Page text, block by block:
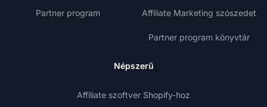
Partner program Affiliate Marketing szószedet
Partner program könyvtár
Népszerű
Affiliate szoftver Shopify-hoz